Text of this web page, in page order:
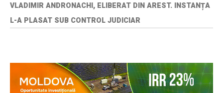
VLADIMIR ANDRONACHI, ELIBERAT DIN AREST. INSTANȚA
L-A PLASAT SUB CONTROL JUDICIAR